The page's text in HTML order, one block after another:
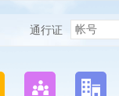
通行证